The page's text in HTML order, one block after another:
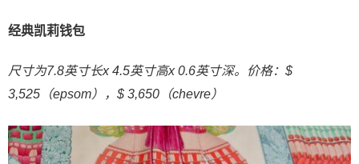
经典凯莉钱包
尺寸为7.8英寸长x 4.5英寸高x 0.6英寸深。价格：$
3,525（epsom），$ 3,650（chevre）